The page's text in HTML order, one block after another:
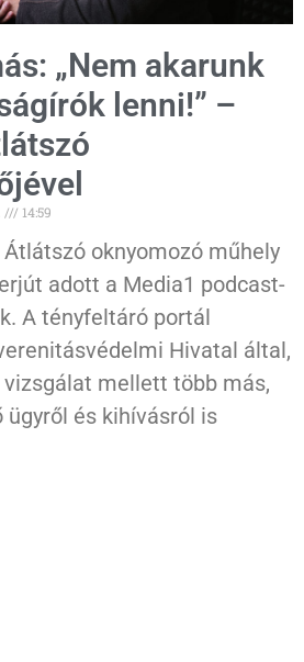
„Nem akarunk
lenni!” –
14:59
Átlátszó oknyomozó műhely
adott a Media1 podcast-
A tényfeltáró portál
Hivatal által,
mellett több más,
és kihívásról is